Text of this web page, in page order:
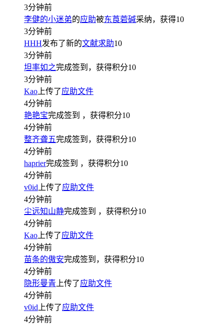
3分钟前
李健的小迷弟的应助被东莨菪碱采纳，获得10
3分钟前
HHH发布了新的文献求助10
3分钟前
坦率如之完成签到，获得积分10
3分钟前
Kao 上传了应助文件
4分钟前
艳艳宝完成签到 ，获得积分10
4分钟前
整齐聋五完成签到，获得积分10
4分钟前
haprier完成签到 ，获得积分10
4分钟前
v0id 上传了应助文件
4分钟前
尘远知山静完成签到 ，获得积分10
4分钟前
Kao 上传了应助文件
4分钟前
苗条的傲安完成签到，获得积分10
4分钟前
隐形曼青 上传了应助文件
4分钟前
v0id 上传了应助文件
4分钟前